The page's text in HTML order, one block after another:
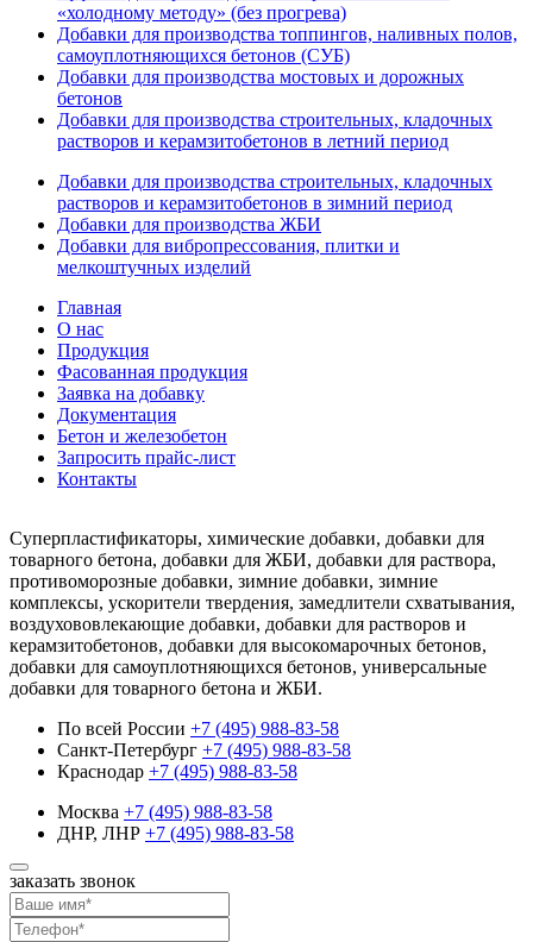
«холодному методу» (без прогрева)
Добавки для производства топпингов, наливных полов,
самоуплотняющихся бетонов (СУБ)
Добавки для производства мостовых и дорожных
бетонов
Добавки для производства строительных, кладочных
растворов и керамзитобетонов в летний период
Добавки для производства строительных, кладочных
растворов и керамзитобетонов в зимний период
Добавки для производства ЖБИ
Добавки для вибропрессования, плитки и
мелкоштучных изделий
Главная
О нас
Продукция
Фасованная продукция
Заявка на добавку
Документация
Бетон и железобетон
Запросить прайс-лист
Контакты
Суперпластификаторы, химические добавки, добавки для
товарного бетона, добавки для ЖБИ, добавки для раствора,
противоморозные добавки, зимние добавки, зимние
комплексы, ускорители твердения, замедлители схватывания,
воздухововлекающие добавки, добавки для растворов и
керамзитобетонов, добавки для высокомарочных бетонов,
добавки для самоуплотняющихся бетонов, универсальные
добавки для товарного бетона и ЖБИ.
По всей России +7 (495) 988-83-58
Санкт-Петербург +7 (495) 988-83-58
Краснодар +7 (495) 988-83-58
Москва +7 (495) 988-83-58
ДНР, ЛНР +7 (495) 988-83-58
заказать звонок